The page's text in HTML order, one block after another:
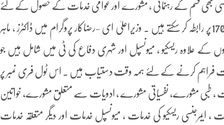
کسی بھی قسم کے رہنمائی ، مشورے اور عوامی خدمات کے حصول کے لئے
اس کال سنٹر کے ٹول فری نمبر 1700پر رابطہ کر سکتے ہیں ۔ وزیراعلیٰ ای -رضاکار پروگرام میں ڈاکٹرز ، ماہر
کے علاوہ ریسکیو ، میونسپل اور شہری دفاع کی ٹی میں شامل ہیں جو
فراہم کرنے کے لئے ہمہ وقت دستیاب ہیں ۔ اس ٹول فری نمبر پر
، طبی مشورے، نفسیاتی مشورے ، ادویات سے متعلق مشورے، خواتین
ایمرجنسی ریسکیو کی خدمات ، میونسپل خدمات اور دیگر متعلقہ خدمات